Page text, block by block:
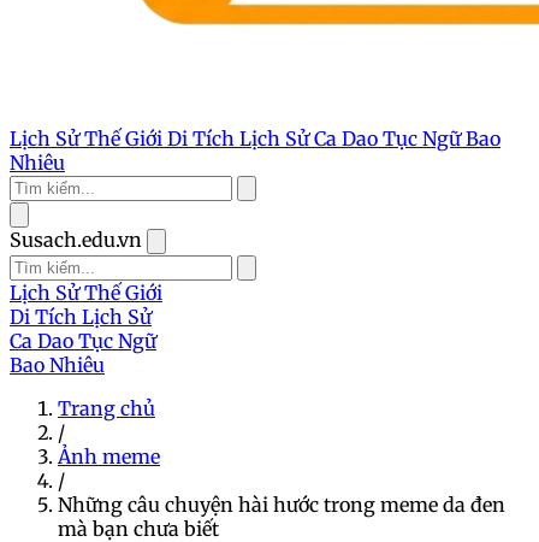
Lịch Sử Thế Giới Di Tích Lịch SửCa Dao Tục NgữBao
Nhiêu
Susach.edu.vn
Lịch Sử Thế Giới
Di Tích Lịch Sử
Ca Dao Tục Ngữ
Bao Nhiêu
Trang chủ
/
Ảnh meme
/
Những câu chuyện hài hước trong meme da đen
mà bạn chưa biết